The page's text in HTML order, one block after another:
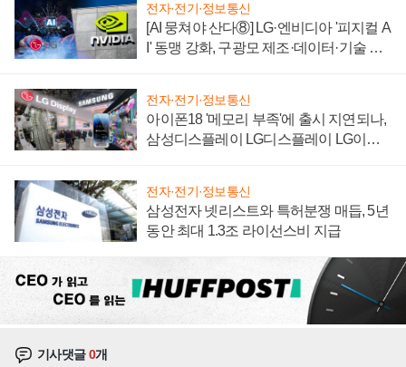
전자·전기·정보통신
[AI 뭉쳐야 산다⑧] LG·엔비디아 '피지컬 A
I' 동맹 강화, 구광모 제조·데이터·기술 결
전자·전기·정보통신
아이폰18 '메모리 부족'에 출시 지연되나,
삼성디스플레이 LG디스플레이 LG이노
전자·전기·정보통신
삼성전자 넷리스트와 특허분쟁 매듭, 5년
동안 최대 1.3조 라이선스비 지급
기사댓글0개